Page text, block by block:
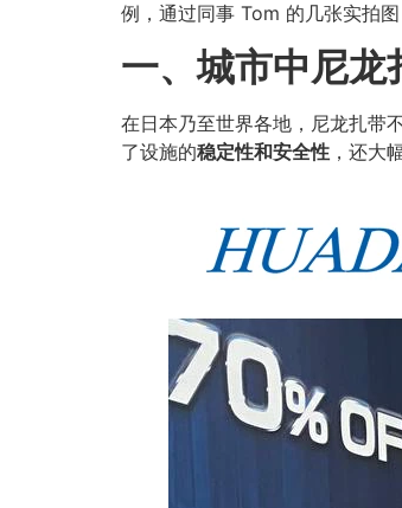
例，通过同事 Tom 的几张实拍
一、城市中尼龙
在日本乃至世界各地，尼龙扎带
了设施的稳定性和安全性 ，还大